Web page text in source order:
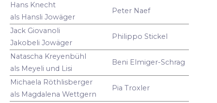
Hans Knecht
als Hansli Jowäger
Peter Naef
Jack Giovanoli
Jakobeli Jowäger
Philippo Stickel
Natascha Kreyenbühl
als Meyeli und Lisi
Beni Elmiger-Schrag
Michaela Röthlisberger
als Magdalena Wettgern
Pia Troxler